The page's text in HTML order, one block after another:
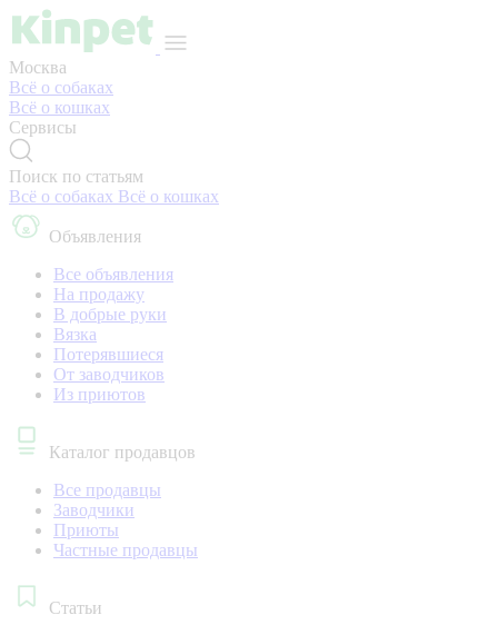
Москва
Всё о собаках
Всё о кошках
Сервисы
Поиск по статьям
Всё о собаках Всё о кошках
Объявления
Все объявления
На продажу
В добрые руки
Вязка
Потерявшиеся
От заводчиков
Из приютов
Каталог продавцов
Все продавцы
Заводчики
Приюты
Частные продавцы
Статьи